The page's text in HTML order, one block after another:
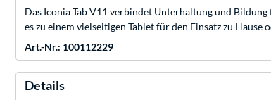
Das Iconia Tab V11 verbindet Unterhaltung und
es zu einem vielseitigen Tablet für den Einsatz zu
Art.-Nr.: 100112229
Details